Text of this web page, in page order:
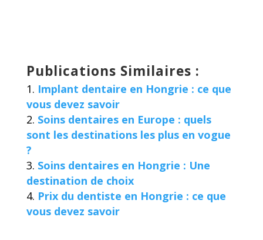
Publications Similaires :
Implant dentaire en Hongrie : ce que
vous devez savoir
Soins dentaires en Europe : quels
sont les destinations les plus en vogue
?
Soins dentaires en Hongrie : Une
destination de choix
Prix du dentiste en Hongrie : ce que
vous devez savoir